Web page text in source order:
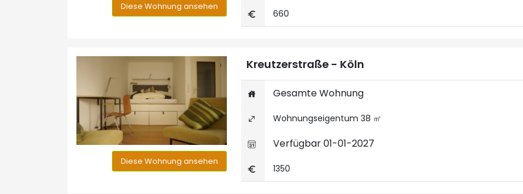
Diese Wohnung ansehen
660
Diese Wohnung ansehen
Kreutzerstraße - Köln
Gesamte Wohnung
Wohnungseigentum 38 ㎡
Verfügbar 01-01-2027
1350